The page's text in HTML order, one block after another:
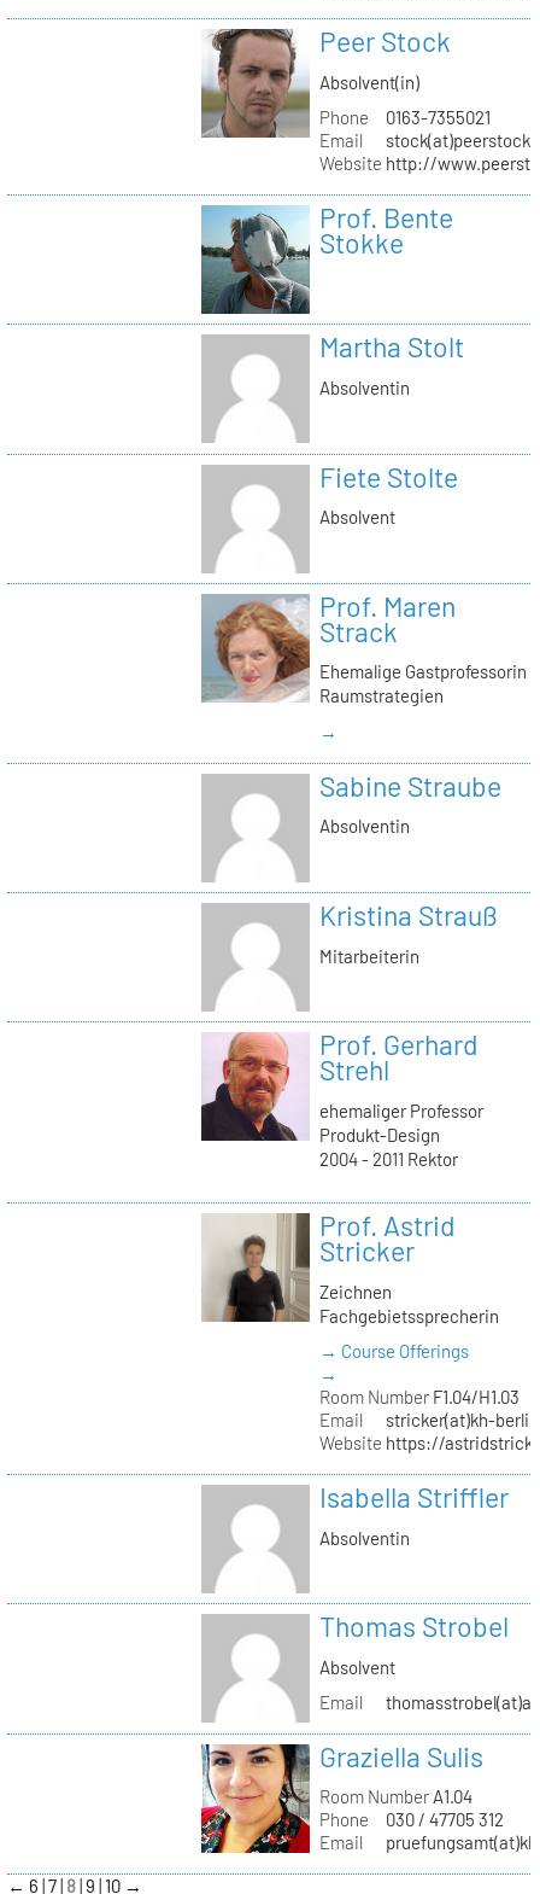
Peer Stock
Absolvent(in)
Phone
0163-7355021
Email
Website http://
Prof. Bente
Stokke
Martha Stolt
Absolventin
Fiete Stolte
Absolvent
Prof. Maren
Strack
Ehemalige Gastprofessorin
Raumstrategien
→
Sabine Straube
Absolventin
Kristina Strauß
Mitarbeiterin
Prof. Gerhard
Strehl
ehemaliger Professor
Produkt-Design
2004 - 2011 Rektor
Prof. Astrid
Stricker
Zeichnen
Fachgebietssprecherin
→ Course Offerings
→
Room NumberF1.04/H1.03
Email
stricker(at)kh-
Website https://
Isabella Striffler
Absolventin
Thomas Strobel
Absolvent
Email
Graziella Sulis
Room NumberA1.04
Phone
030 / 47705 312
Email
← 6 7 8 9 10 →